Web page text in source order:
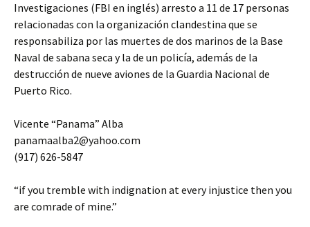
Investigaciones (FBI en inglés) arresto a 11 de 17 personas
relacionadas con la organización clandestina que se
responsabiliza por las muertes de dos marinos de la Base
Naval de sabana seca y la de un policía, además de la
destrucción de nueve aviones de la Guardia Nacional de
Puerto Rico.
Vicente “Panama” Alba
panamaalba2@yahoo.com
(917) 626-5847
“if you tremble with indignation at every injustice then you
are comrade of mine.”